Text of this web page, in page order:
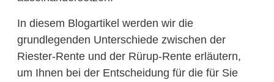
In diesem Blogartikel werden wir die
grundlegenden Unterschiede zwischen der
Riester-Rente und der Rürup-Rente erläutern,
um Ihnen bei der Entscheidung für die für Sie